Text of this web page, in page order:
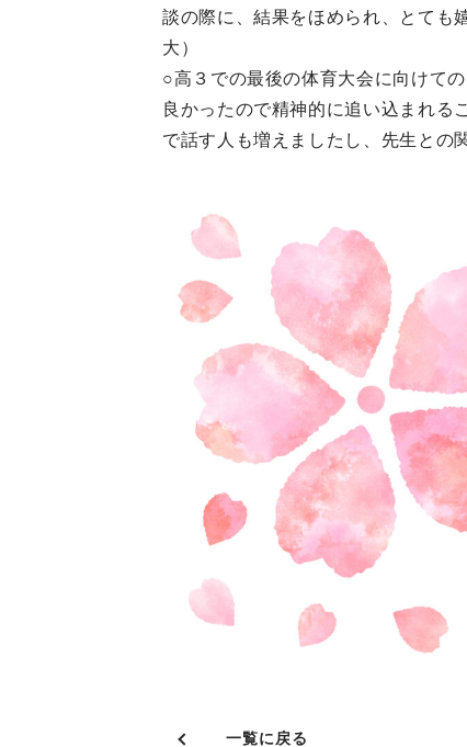
談の際に、結果をほめられ、とても
大）
○高３での最後の体育大会に向けて
良かったので精神的に追い込まれる
で話す人も増えましたし、先生との
一覧に戻る